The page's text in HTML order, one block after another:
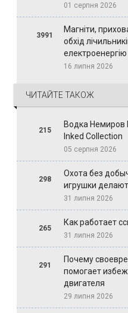
01 серпня 2026
3991
Магніти,
обхід
електроенергію
16 липня 2026
ЧИТАЙТЕ ТАКОЖ
215
Водка Немиров
Inked Collection
05 серпня 2026
298
Охота без
игрушки
31 липня 2026
265
Как работает
31 липня 2026
291
Почему
помогает
двигателя
29 липня 2026